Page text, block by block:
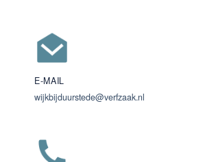
E-MAIL
wijkbijduurstede@verfzaak.nl